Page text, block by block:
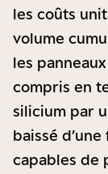
les coûts
volume
les
compris en
silicium par
baissé
capables de